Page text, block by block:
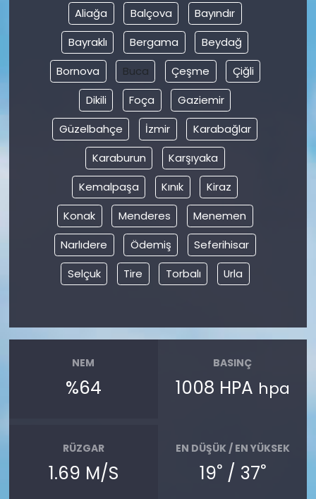
Aliağa Balçova
Bayındır
Bayraklı
Bergama
Beydağ
Bornova
Buca Çeşme
Çiğli
Dikili
Foça
Gaziemir
Güzelbahçe
İzmir
Karabağlar
Karaburun
Karşıyaka
Kemalpaşa
Kınık
Kiraz
Konak
Menderes
Menemen
Narlıdere
Ödemiş
Seferihisar
Selçuk
Tire Torbalı Urla
NEM
%64
BASINÇ
1008 HPA hpa
RÜZGAR
1.69 M/S
EN DÜŞÜK / EN YÜKSEK
19°/ 37°